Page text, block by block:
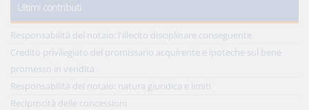
Ultimi contributi
Responsabilità del notaio: l'illecito disciplinare conseguente
Credito privilegiato del promissario acquirente e ipoteche sul bene
promesso in vendita
Responsabilità del notaio: natura giuridica e limiti
Reciprocità delle concessioni